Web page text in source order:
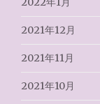
2021年12月
2021年11月
2021年10月